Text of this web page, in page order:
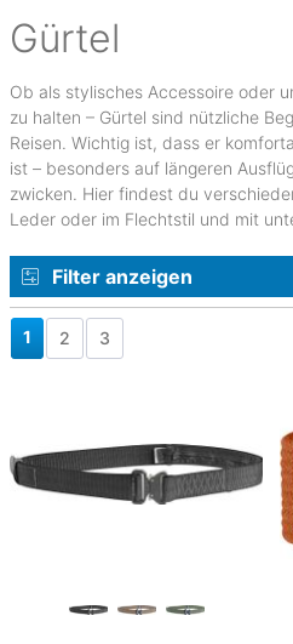
Gürtel
Ob als stylisches Accessoire oder
zu halten – Gürtel sind nützliche
Reisen. Wichtig ist, dass er
ist – besonders auf längeren
zwicken. Hier findest du
Leder oder im Flechtstil und mit
Filter anzeigen
1 2 3